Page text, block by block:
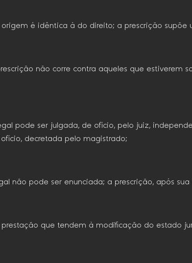
é idêntica à do direito; a prescrição
não corre contra aqueles que estiverem
pode ser julgada, de ofício, pelo juiz,
decretada pelo magistrado;
não pode ser enunciada; a prescrição, após
que tendem à modificação do estado